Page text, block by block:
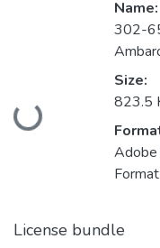
Loading...
Name:
302-
Size:
823.5
Format
License bundle